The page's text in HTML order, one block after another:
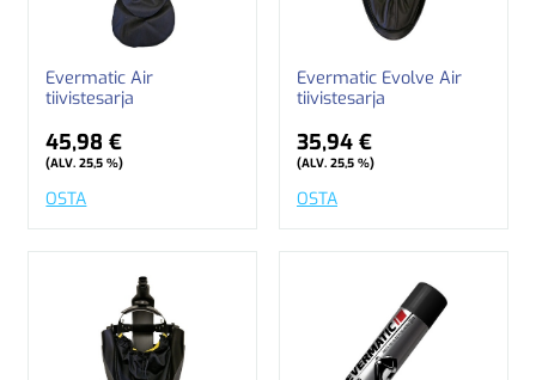
Evermatic Air
tiivistesarja
45,98 €
(ALV. 25,5 %)
OSTA
Evermatic Evolve Air
tiivistesarja
35,94 €
(ALV. 25,5 %)
OSTA